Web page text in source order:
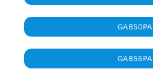
GA850PA
GA855PA